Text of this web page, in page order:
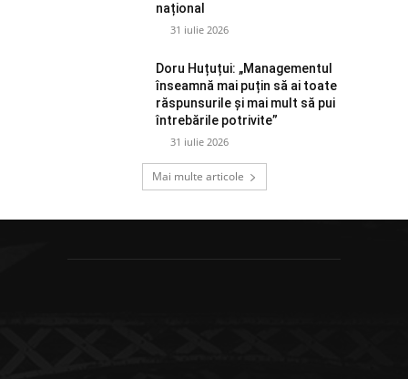
național
31 iulie 2026
Doru Huțuțui: „Managementul
înseamnă mai puțin să ai toate
răspunsurile și mai mult să pui
întrebările potrivite”
31 iulie 2026
Mai multe articole